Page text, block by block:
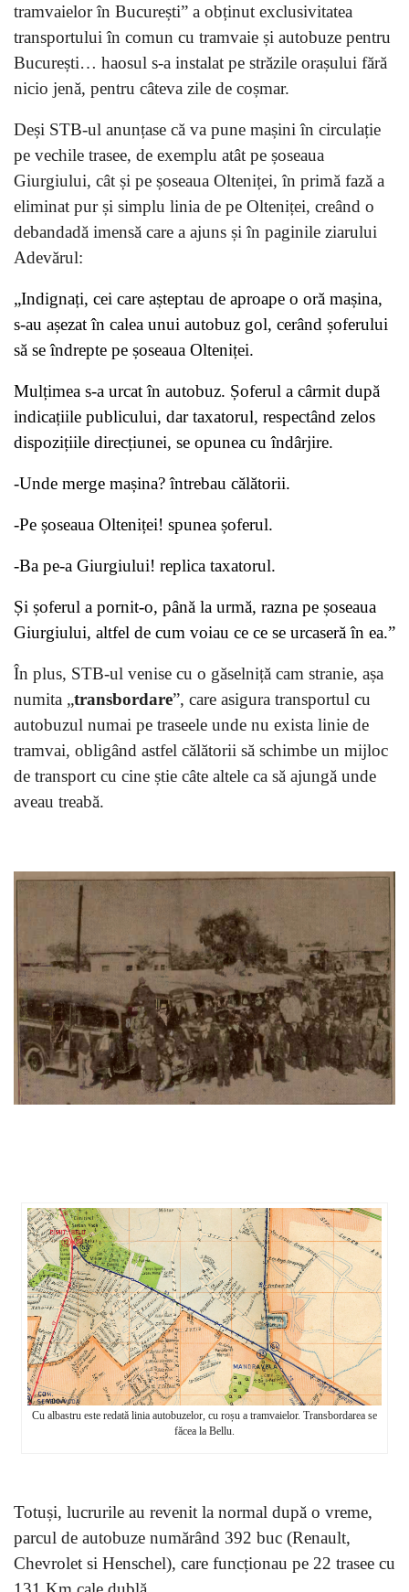
tramvaielor în București” a obținut exclusivitatea
transportului în comun cu tramvaie și autobuze pentru
București… haosul s-a instalat pe străzile orașului fără
nicio jenă, pentru câteva zile de coșmar.
Deși STB-ul anunțase că va pune mașini în circulație
pe vechile trasee, de exemplu atât pe șoseaua
Giurgiului, cât și pe șoseaua Olteniței, în primă fază a
eliminat pur și simplu linia de pe Olteniței, creând o
debandadă imensă care a ajuns și în paginile ziarului
Adevărul:
„Indignați, cei care așteptau de aproape o oră mașina,
s-au așezat în calea unui autobuz gol, cerând șoferului
să se îndrepte pe șoseaua Olteniței.
Mulțimea s-a urcat în autobuz. Șoferul a cârmit după
indicațiile publicului, dar taxatorul, respectând zelos
dispozițiile direcțiunei, se opunea cu îndârjire.
-Unde merge mașina? întrebau călătorii.
-Pe șoseaua Olteniței! spunea șoferul.
-Ba pe-a Giurgiului! replica taxatorul.
Și șoferul a pornit-o, până la urmă, razna pe șoseaua
Giurgiului, altfel de cum voiau ce ce se urcaseră în ea.”
În plus, STB-ul venise cu o găselniță cam stranie, așa
numita „transbordare”, care asigura transportul cu
autobuzul numai pe traseele unde nu exista linie de
tramvai, obligând astfel călătorii să schimbe un mijloc
de transport cu cine știe câte altele ca să ajungă unde
aveau treabă.
Cu albastru este redată linia autobuzelor, cu roșu a tramvaielor. Transbordarea se
făcea la Bellu.
Totuși, lucrurile au revenit la normal după o vreme,
parcul de autobuze numărând 392 buc (Renault,
Chevrolet si Henschel), care funcționau pe 22 trasee cu